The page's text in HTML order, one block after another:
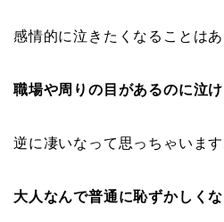
感情的に泣きたくなることは
職場や周りの目があるのに泣
逆に凄いなって思っちゃいます
大人なんで普通に恥ずかしく